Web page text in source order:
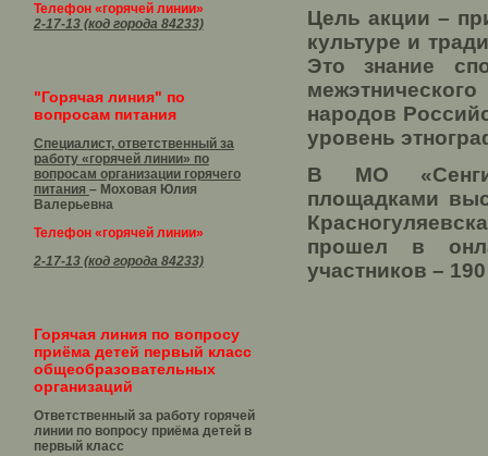
Телефон «горячей линии»
2-17-13 (код города 84233)
"Горячая линия" по
вопросам питания
Специалист, ответственный за
работу «горячей линии» по
вопросам организации горячего
питания – Моховая Юлия
Валерьевна
Телефон «горячей линии»
2-17-13 (код города 84233)
Горячая линия по вопросу
приёма детей первый класс
общеобразовательных
организаций
Ответственный за работу горячей
линии по вопросу приёма детей в
первый класс
Цель акции –
культуре и
Это знание
народов
уровень
В МО
площадками
прошел в
участников –